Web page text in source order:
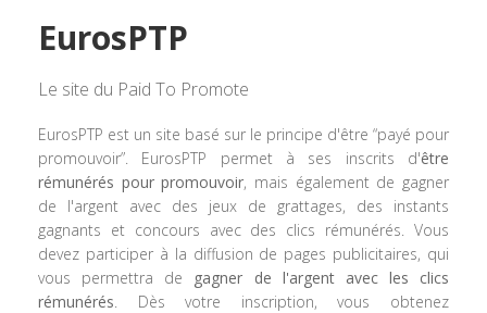
EurosPTP
Le site du Paid To Promote
EurosPTP est un site basé sur le principe d'être “payé pour
promouvoir”. EurosPTP permet à ses inscrits d'être
rémunérés pour promouvoir, mais également de gagner
de l'argent avec des jeux de grattages, des instants
gagnants et concours avec des clics rémunérés. Vous
devez participer à la diffusion de pages publicitaires, qui
vous permettra de gagner de l'argent avec les clics
rémunérés. Dès votre inscription, vous obtenez